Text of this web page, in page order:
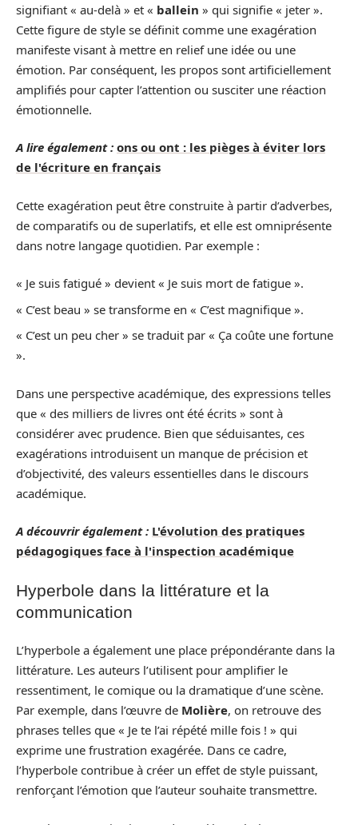
signifiant « au-delà » et « ballein » qui signifie « jeter ».
Cette figure de style se définit comme une exagération
manifeste visant à mettre en relief une idée ou une
émotion. Par conséquent, les propos sont artificiellement
amplifiés pour capter l’attention ou susciter une réaction
émotionnelle.
A lire également : ons ou ont : les pièges à éviter lors
de l'écriture en français
Cette exagération peut être construite à partir d’adverbes,
de comparatifs ou de superlatifs, et elle est omniprésente
dans notre langage quotidien. Par exemple :
« Je suis fatigué » devient « Je suis mort de fatigue ».
« C’est beau » se transforme en « C’est magnifique ».
« C’est un peu cher » se traduit par « Ça coûte une fortune
».
Dans une perspective académique, des expressions telles
que « des milliers de livres ont été écrits » sont à
considérer avec prudence. Bien que séduisantes, ces
exagérations introduisent un manque de précision et
d’objectivité, des valeurs essentielles dans le discours
académique.
A découvrir également : L'évolution des pratiques
pédagogiques face à l'inspection académique
Hyperbole dans la littérature et la
communication
L’hyperbole a également une place prépondérante dans la
littérature. Les auteurs l’utilisent pour amplifier le
ressentiment, le comique ou la dramatique d’une scène.
Par exemple, dans l’œuvre de Molière, on retrouve des
phrases telles que « Je te l’ai répété mille fois ! » qui
exprime une frustration exagérée. Dans ce cadre,
l’hyperbole contribue à créer un effet de style puissant,
renforçant l’émotion que l’auteur souhaite transmettre.